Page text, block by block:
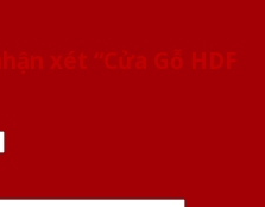
xét “Cửa Gỗ HDF